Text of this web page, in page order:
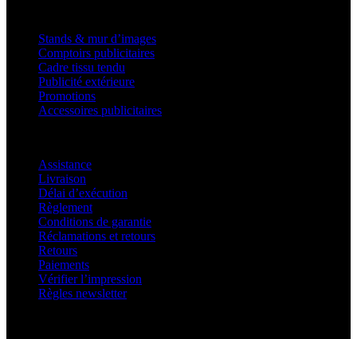
Stands & mur d’images
Comptoirs publicitaires
Cadre tissu tendu
Publicité extérieure
Promotions
Accessoires publicitaires
Assistance
Livraison
Délai d’exécution
Règlement
Conditions de garantie
Réclamations et retours
Retours
Paiements
Vérifier l’impression
Règles newsletter